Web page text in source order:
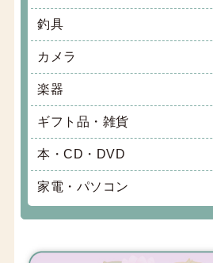
釣具
カメラ
楽器
ギフト品・雑貨
本・CD・DVD
家電・パソコン